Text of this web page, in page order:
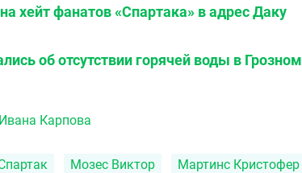
хейт фанатов «Спартака» в адрес Даку
об отсутствии горячей воды в Грозном
Карпова
Мозес Виктор Мартинс Кристофер